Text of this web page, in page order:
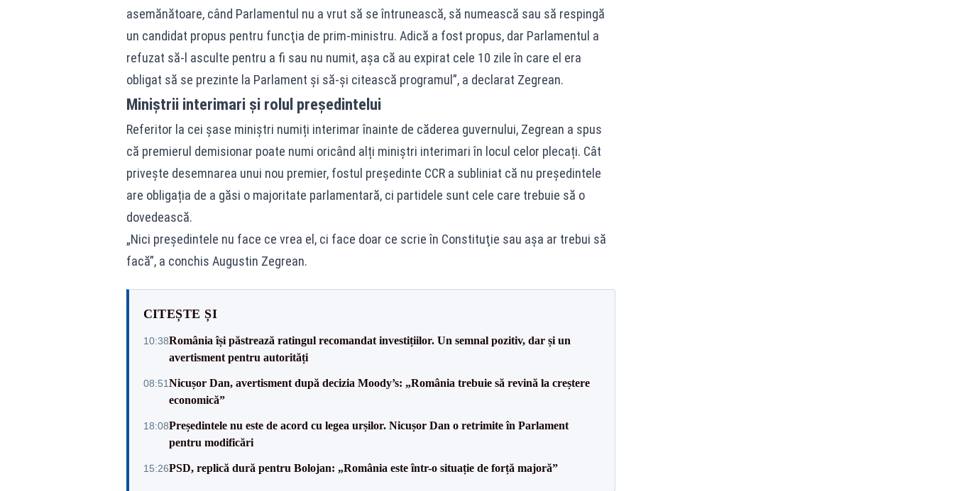
asemănătoare, când Parlamentul nu a vrut să se întrunească, să numească sau să respingă
un candidat propus pentru funcţia de prim-ministru. Adică a fost propus, dar Parlamentul a
refuzat să-l asculte pentru a fi sau nu numit, aşa că au expirat cele 10 zile în care el era
obligat să se prezinte la Parlament şi să-şi citească programul”, a declarat Zegrean.
Miniștrii interimari și rolul președintelui
Referitor la cei șase miniștri numiți interimar înainte de căderea guvernului, Zegrean a spus
că premierul demisionar poate numi oricând alți miniștri interimari în locul celor plecați. Cât
privește desemnarea unui nou premier, fostul președinte CCR a subliniat că nu președintele
are obligația de a găsi o majoritate parlamentară, ci partidele sunt cele care trebuie să o
dovedească.
„Nici preşedintele nu face ce vrea el, ci face doar ce scrie în Constituţie sau aşa ar trebui să
facă”, a conchis Augustin Zegrean.
CITEȘTE ȘI
10:38România își păstrează ratingul recomandat investițiilor. Un semnal pozitiv, dar și un
avertisment pentru autorități
08:51Nicușor Dan, avertisment după decizia Moody’s: „România trebuie să revină la creștere
economică”
18:08Președintele nu este de acord cu legea urșilor. Nicușor Dan o retrimite în Parlament
pentru modificări
15:26PSD, replică dură pentru Bolojan: „România este într-o situație de forță majoră”